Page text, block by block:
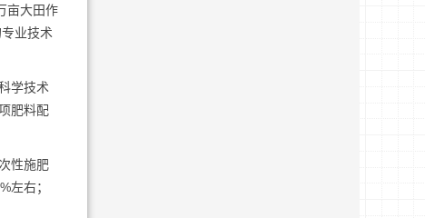
亩大田作
业技术
学技术
肥料配
性施肥
左右；